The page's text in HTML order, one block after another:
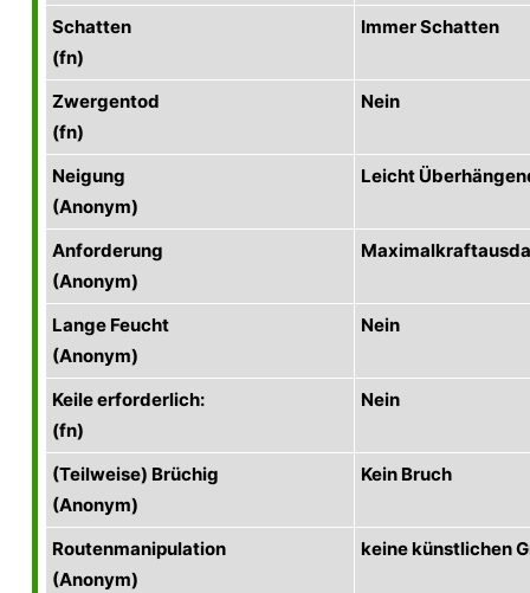
Schatten
(fn)
Immer Schatten
Zwergentod
(fn)
Nein
Neigung
(Anonym)
Leicht
Anforderung
(Anonym)
Lange Feucht
(Anonym)
Nein
Keile erforderlich:
(fn)
Nein
(Teilweise) Brüchig
(Anonym)
Kein Bruch
Routenmanipulation
(Anonym)
keine künstlichen